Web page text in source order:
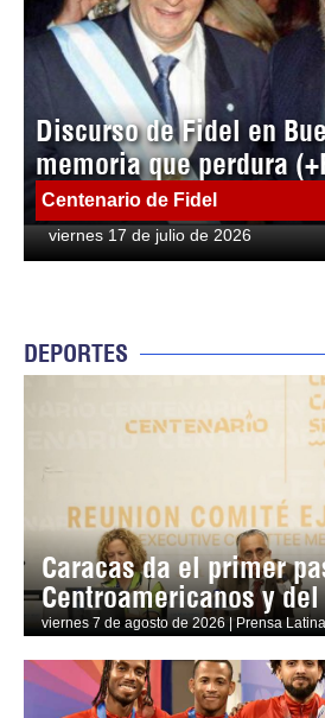
Discurso de Fidel en
memoria que perdura
Centenario de Fidel
viernes 17 de julio de 2026
DEPORTES
Caracas da el primer
Centroamericanos y
viernes 7 de agosto de 2026 | Prensa Latina